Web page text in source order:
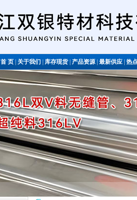
首 页关于我们库存现货|产品资源|最新供应|热